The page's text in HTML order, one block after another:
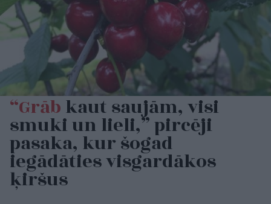
“Grābkaut saujām, visi
smuki un lieli,” pircēji
pasaka, kur šogad
iegādāties visgardākos
ķiršus